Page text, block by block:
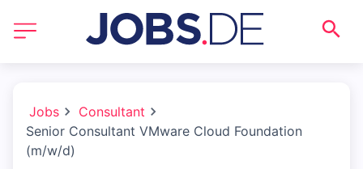
Jobs
Consultant
Senior Consultant VMware Cloud Foundation
(m/w/d)